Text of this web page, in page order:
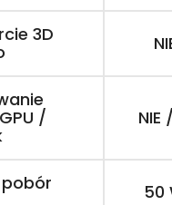
3D
/
NIE
pobór
50